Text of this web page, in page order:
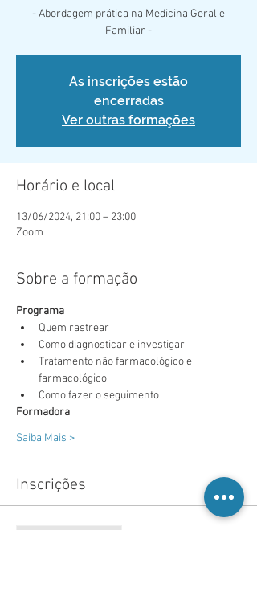
- Abordagem prática na Medicina Geral e
Familiar -
As inscrições estão
encerradas
Ver outras formações
Horário e local
13/06/2024, 21:00 – 23:00
Zoom
Sobre a formação
Programa
Quem rastrear
Como diagnosticar e investigar
Tratamento não farmacológico e
farmacológico
Como fazer o seguimento
Formadora
Saiba Mais >
Inscrições
Vendas encerradas